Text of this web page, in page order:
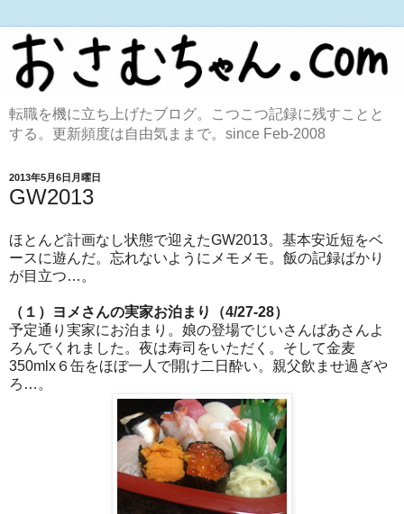
転職を機に立ち上げたブログ。こつこつ記録に残すことと
する。更新頻度は自由気ままで。since Feb-2008
2013年5月6日月曜日
GW2013
ほとんど計画なし状態で迎えたGW2013。基本安近短をベ
ースに遊んだ。忘れないようにメモメモ。飯の記録ばかり
が目立つ…。
（１）ヨメさんの実家お泊まり（4/27-28）
予定通り実家にお泊まり。娘の登場でじいさんばあさんよ
ろんでくれました。夜は寿司をいただく。そして金麦
350mlx６缶をほぼ一人で開け二日酔い。親父飲ませ過ぎや
ろ…。